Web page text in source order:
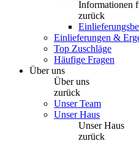
Informationen
zurück
Einlieferungen &
Top Zuschläge
Häufige Fragen
Über uns
Über uns
zurück
Unser Team
Unser Haus
Unser Haus
zurück